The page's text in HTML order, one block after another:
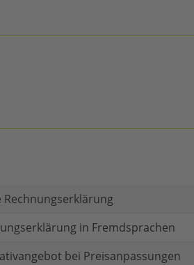
Rechnungserklärung
in Fremdsprachen
bei Preisanpassungen